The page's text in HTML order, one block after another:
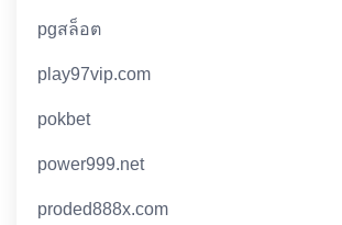
pgสล็อต
play97vip.com
pokbet
power999.net
proded888x.com